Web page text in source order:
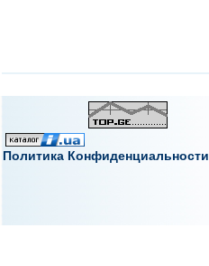
Политика Конфиденциальности